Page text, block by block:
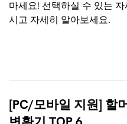
마세요! 선택하실 수 있는
시고 자세히 알아보세요.
[PC/모바일 지원] 할